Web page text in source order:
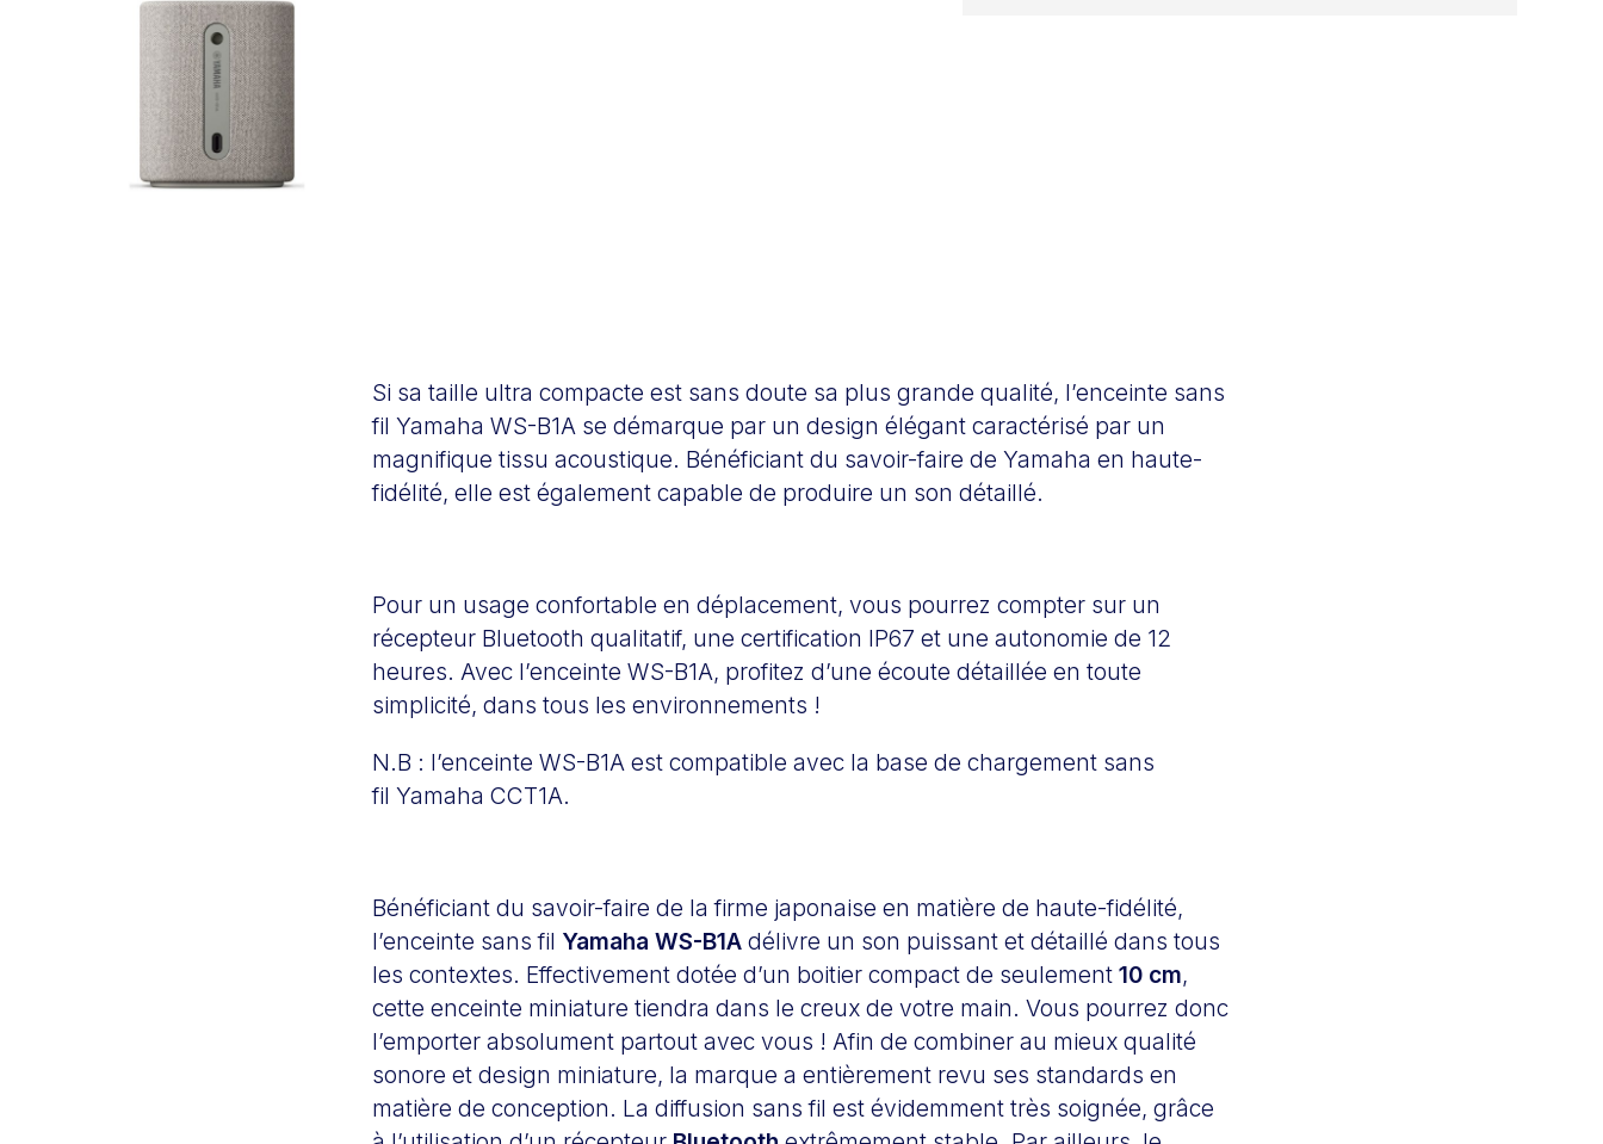
Si sa taille ultra compacte est sans doute sa plus grande qualité, l’enceinte sans
fil Yamaha WS-B1A se démarque par un design élégant caractérisé par un
magnifique tissu acoustique. Bénéficiant du savoir-faire de Yamaha en haute-
fidélité, elle est également capable de produire un son détaillé.
Pour un usage confortable en déplacement, vous pourrez compter sur un
récepteur Bluetooth qualitatif, une certification IP67 et une autonomie de 12
heures. Avec l’enceinte WS-B1A, profitez d’une écoute détaillée en toute
simplicité, dans tous les environnements !
N.B : l’enceinte WS-B1A est compatible avec la base de chargement sans
fil Yamaha CCT1A.
Bénéficiant du savoir-faire de la firme japonaise en matière de haute-fidélité,
l’enceinte sans fil Yamaha WS-B1A délivre un son puissant et détaillé dans tous
les contextes. Effectivement dotée d’un boitier compact de seulement 10 cm,
cette enceinte miniature tiendra dans le creux de votre main. Vous pourrez donc
l’emporter absolument partout avec vous ! Afin de combiner au mieux qualité
sonore et design miniature, la marque a entièrement revu ses standards en
matière de conception. La diffusion sans fil est évidemment très soignée, grâce